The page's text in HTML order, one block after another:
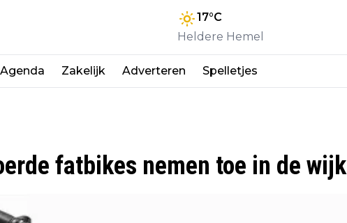
17°C
Heldere Hemel
Agenda Zakelijk Adverteren Spelletjes
fatbikes nemen toe in de wijk